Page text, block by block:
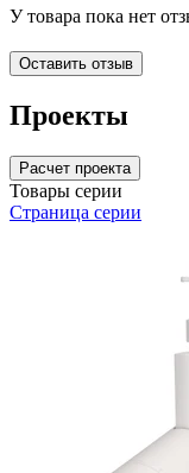
У товара пока нет
Оставить отзыв
Проекты
Расчет проекта
Товары серии
Страница серии